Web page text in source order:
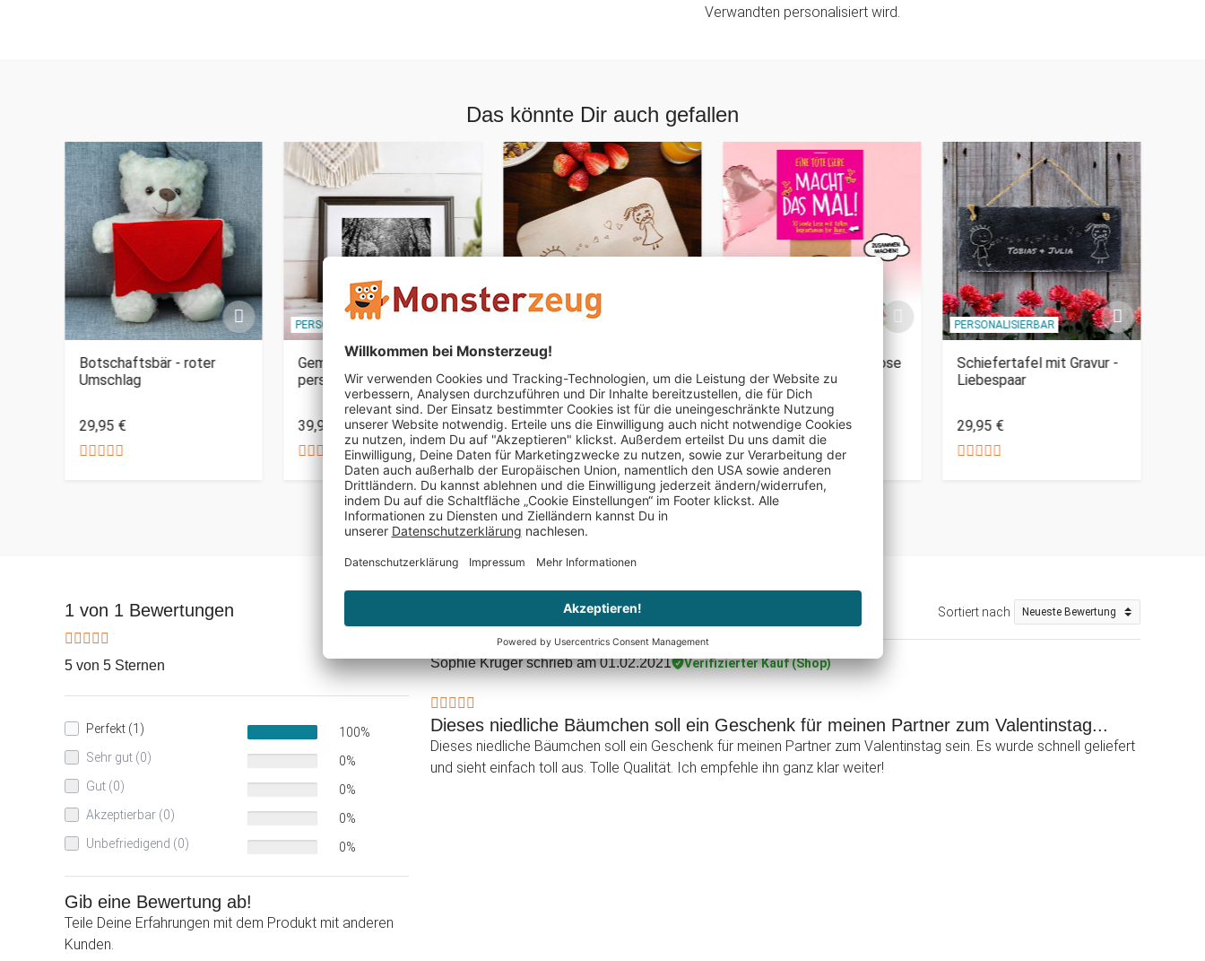
Verwandten personalisiert wird.
Das könnte Dir auch gefallen
Botschaftsbär - roter
Umschlag
29,95 €
PERSONALISIERBAR
Gemeinsamer Weg -
personalisiertes Bild
39,95 €
Frühstücksbrettchen mit
Gravur - Liebespaar
19,95 €
Macht das alles - 50 Lose
für Paare
19,95 €
PERSONALISIERBAR
Schiefertafel mit Gravur -
Liebespaar
29,95 €
1 von 1 Bewertungen
5 von 5 Sternen
Perfekt (1)
100%
Sehr gut (0)
0%
Gut (0)
0%
Akzeptierbar (0)
0%
Unbefriedigend (0)
0%
Gib eine Bewertung ab!
Teile Deine Erfahrungen mit dem Produkt mit anderen
Kunden.
Sortiert nach
Sophie Krügerschrieb am 01.02.2021 Verifizierter Kauf (Shop)
Dieses niedliche Bäumchen soll ein Geschenk für meinen Partner zum Valentinstag...
Dieses niedliche Bäumchen soll ein Geschenk für meinen Partner zum Valentinstag sein. Es wurde schnell geliefert
und sieht einfach toll aus. Tolle Qualität. Ich empfehle ihn ganz klar weiter!